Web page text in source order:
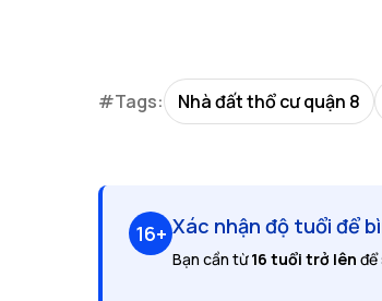
#Tags: Nhà đất thổ cư quận 8
16+ Xác nhận độ tuổi để
Bạn cần từ16 tuổi trở lên để